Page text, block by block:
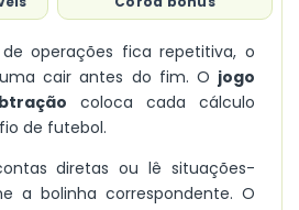
operações fica repetitiva, o
cair antes do fim. O jogo
coloca cada cálculo
de futebol.
diretas ou lê situações-
a bolinha correspondente. O